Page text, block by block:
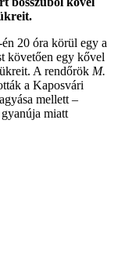
20 óra körül egy a
követően egy kővel
A rendőrök M.
a Kaposvári
mellett –
miatt